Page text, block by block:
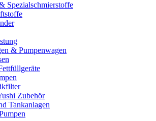
Spezialschmierstoffe
& Pumpenwagen
Zubehör
Tankanlagen